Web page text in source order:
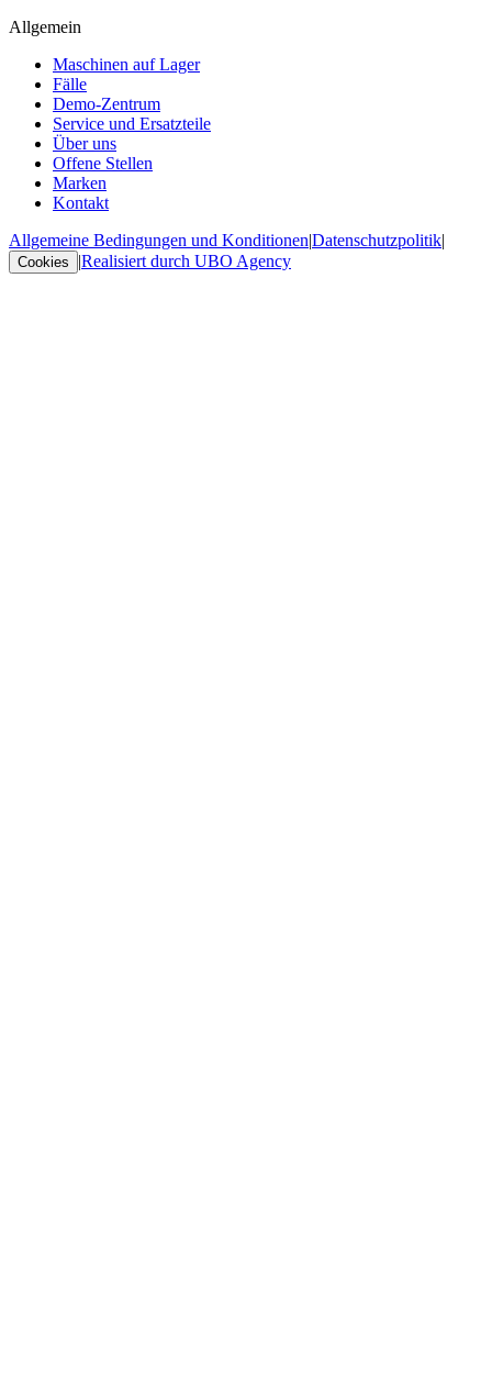
Allgemein
Maschinen auf Lager
Fälle
Demo-Zentrum
Service und Ersatzteile
Über uns
Offene Stellen
Marken
Kontakt
Allgemeine Bedingungen und Konditionen|Datenschutzpolitik|
Cookies |Realisiert durch UBO Agency